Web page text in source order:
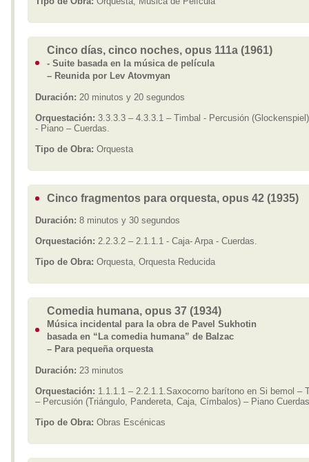
Cinco días, cinco noches, opus 111a (1961)
- Suite basada en la música de película
– Reunida por Lev Atovmyan
Duración: 20 minutos y 20 segundos
Orquestación: 3.3.3.3 – 4.3.3.1 – Timbal - Percusión
- Piano – Cuerdas.
Tipo de Obra: Orquesta
Cinco fragmentos para orquesta, opus 42 (1935)
Duración: 8 minutos y 30 segundos
Orquestación: 2.2.3.2 – 2.1.1.1 - Caja- Arpa - Cuerdas.
Tipo de Obra: Orquesta, Orquesta Reducida
Comedia humana, opus 37 (1934)
Música incidental para la obra de Pavel Sukhotin
basada en “La comedia humana” de Balzac
– Para pequeña orquesta
Duración: 23 minutos
Orquestación: 1.1.1.1 – 2.2.1.1.Saxocorno barítono en Si bemol –
– Percusión (Triángulo, Pandereta, Caja, Címbalos) – Piano
Tipo de Obra: Obras Escénicas